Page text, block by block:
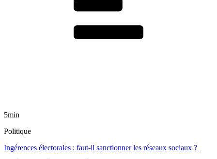
5min
Politique
Ingérences électorales : faut-il sanctionner les réseaux sociaux ?